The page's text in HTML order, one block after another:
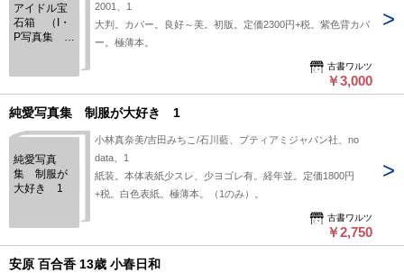
アイドル宝
石箱 （I・
P写真集
2001、1
大判。カバー。良好～美。初版。定価2300円+税。紫色背カバ
ー。極薄本。
古書ワルツ
￥3,000
純愛写真集 制服が大好き 1
純愛写真
集 制服が
大好き 1
小林真奈美/吉田みちこ/石川藍、プティアミジャパン社、no
data、1
紙装。本体表紙少スレ、少ヨゴレ有。経年並。定価1800円
+税。白色表紙。極薄本。（1のみ）。
古書ワルツ
￥2,750
安原 百合香 13歳 小春日和